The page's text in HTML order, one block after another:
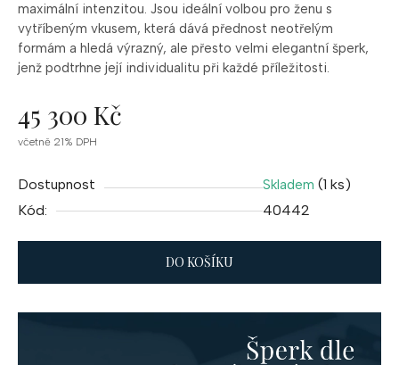
maximální intenzitou. Jsou ideální volbou pro ženu s
vytříbeným vkusem, která dává přednost neotřelým
formám a hledá výrazný, ale přesto velmi elegantní šperk,
jenž podtrhne její individualitu při každé příležitosti.
45 300 Kč
Měrná
včetně 21% DPH
Dostupnost Skladem (1 ks)
Kód:
40442
DO KOŠÍKU